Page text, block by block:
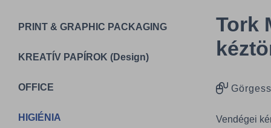
PRINT & GRAPHIC PACKAGING
KREATÍV PAPÍROK (Design)
OFFICE
HIGIÉNIA
Tork
Vendégei